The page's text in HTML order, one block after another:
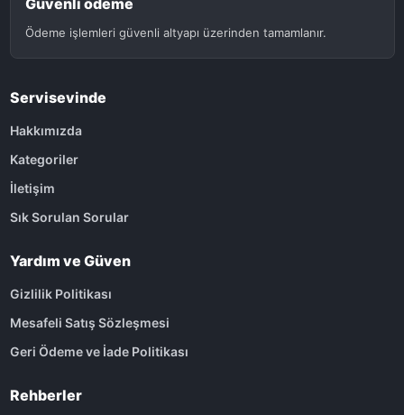
Ödeme işlemleri güvenli altyapı üzerinden tamamlanır.
Servisevinde
Hakkımızda
Kategoriler
İletişim
Sık Sorulan Sorular
Yardım ve Güven
Gizlilik Politikası
Mesafeli Satış Sözleşmesi
Geri Ödeme ve İade Politikası
Rehberler